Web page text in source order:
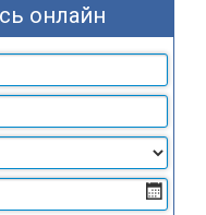
онлайн